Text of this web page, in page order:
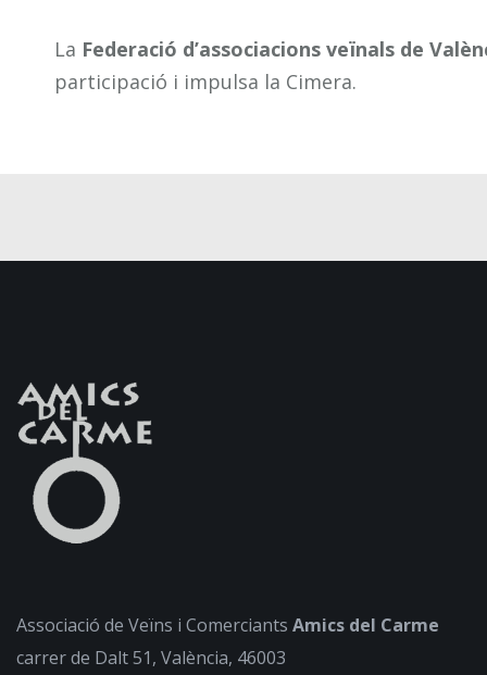
La Federació d’associacions veïnals de
participació i impulsa la Cimera.
Associació de Veïns i Comerciants Amics del Carme
carrer de Dalt 51, València, 46003